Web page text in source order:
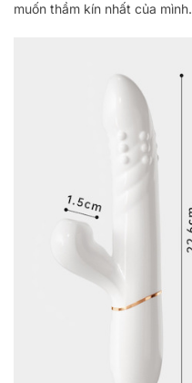
muốn thầm kín nhất của mình.